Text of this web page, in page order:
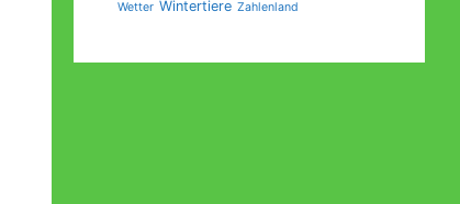
Wetter Wintertiere Zahlenland